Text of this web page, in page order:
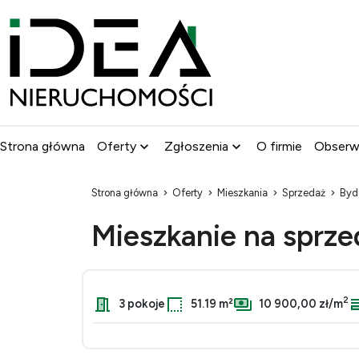
Strona główna Oferty Zgłoszenia O firmie
Strona główna Oferty Mieszkania Sprzedaż
Mieszkanie na
3 pokoje 51.19 m² 10 900,00 zł/m2